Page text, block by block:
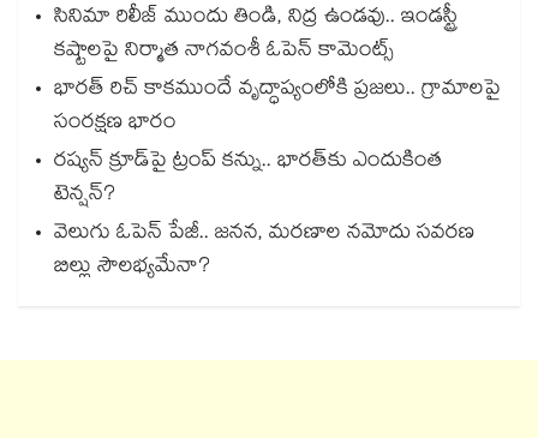
సినిమా రిలీజ్ ముందు తిండి, నిద్ర ఉండవు.. ఇండస్ట్రీ
కష్టాలపై నిర్మాత నాగవంశీ ఓపెన్ కామెంట్స్
భారత్ రిచ్ కాకముందే వృద్ధాప్యంలోకి ప్రజలు.. గ్రామాలపై
సంరక్షణ భారం
రష్యన్ క్రూడ్‌పై ట్రంప్ కన్ను.. భారత్‌కు ఎందుకింత
టెన్షన్?
వెలుగు ఓపెన్ పేజీ.. జనన, మరణాల నమోదు సవరణ
బిల్లు సౌలభ్యమేనా?